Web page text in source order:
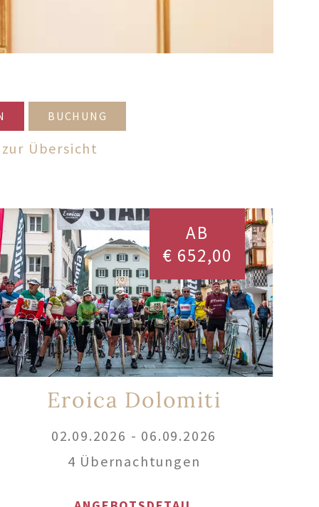
BUCHUNG
Übersicht
AB
€ 652,00
Eroica Dolomiti
02.09.2026 - 06.09.2026
4 Übernachtungen